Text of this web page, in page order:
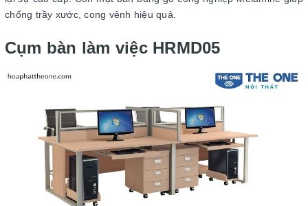
chống trầy xước, cong vênh hiệu quả.
Cụm bàn làm việc HRMD05